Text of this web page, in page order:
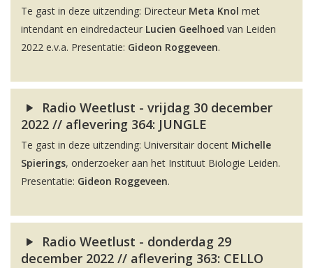
Te gast in deze uitzending: Directeur Meta Knol met
intendant en eindredacteur Lucien Geelhoed van Leiden
2022 e.v.a. Presentatie: Gideon Roggeveen.
Radio Weetlust - vrijdag 30 december
2022 // aflevering 364: JUNGLE
Te gast in deze uitzending: Universitair docent Michelle
Spierings, onderzoeker aan het Instituut Biologie Leiden.
Presentatie: Gideon Roggeveen.
Radio Weetlust - donderdag 29
december 2022 // aflevering 363: CELLO